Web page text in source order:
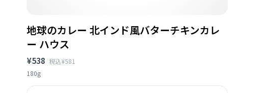
地球のカレー 北インド風バターチキンカレ
ー ハウス
¥538 税込¥581
180g